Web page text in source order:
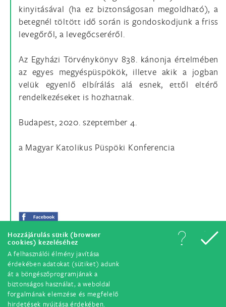
Hozzájárulás sütik (browser
cookies) kezeléséhez
A felhasználói élmény javítása
érdekében adatokat (sütiket) adunk
át a böngészőprogramjának a
biztonságos használat, a weboldal
forgalmának elemzése és megfelelő
hirdetések nyújtása érdekében.
kinyitásával (ha ez biztonságosan megoldható), a
betegnél töltött idő során is gondoskodjunk a friss
levegőről, a levegőcseréről.
Az Egyházi Törvénykönyv 838. kánonja értelmében
az egyes megyéspüspökök, illetve akik a jogban
velük egyenlő elbírálás alá esnek, ettől eltérő
rendelkezéseket is hozhatnak.
Budapest, 2020. szeptember 4.
a Magyar Katolikus Püspöki Konferencia
© Minden jog fenntartva. 2018.